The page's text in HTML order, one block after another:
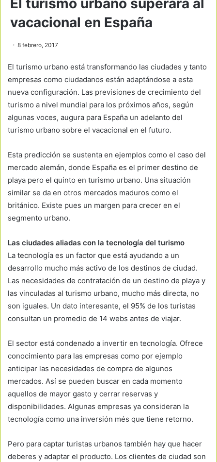
El turismo urbano superará al
vacacional en España
8 febrero, 2017
El turismo urbano está transformando las ciudades y tanto
empresas como ciudadanos están adaptándose a esta
nueva configuración. Las previsiones de crecimiento del
turismo a nivel mundial para los próximos años, según
algunas voces, augura para España un adelanto del
turismo urbano sobre el vacacional en el futuro.
Esta predicción se sustenta en ejemplos como el caso del
mercado alemán, donde España es el primer destino de
playa pero el quinto en turismo urbano. Una situación
similar se da en otros mercados maduros como el
británico. Existe pues un margen para crecer en el
segmento urbano.
Las ciudades aliadas con la tecnología del turismo
La tecnología es un factor que está ayudando a un
desarrollo mucho más activo de los destinos de ciudad.
Las necesidades de contratación de un destino de playa y
las vinculadas al turismo urbano, mucho más directa, no
son iguales. Un dato interesante, el 95% de los turistas
consultan un promedio de 14 webs antes de viajar.
El sector está condenado a invertir en tecnología. Ofrece
conocimiento para las empresas como por ejemplo
anticipar las necesidades de compra de algunos
mercados. Así se pueden buscar en cada momento
aquellos de mayor gasto y cerrar reservas y
disponibilidades. Algunas empresas ya consideran la
tecnología como una inversión més que tiene retorno.
Pero para captar turistas urbanos también hay que hacer
deberes y adaptar el producto. Los clientes de ciudad son